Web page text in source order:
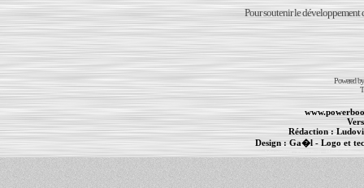
Pour soutenir le développement
Powered
Rédaction :
Design : Ga�l- Logo et